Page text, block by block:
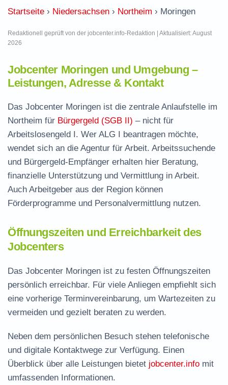
Startseite › Niedersachsen › Northeim › Moringen
Redaktionell geprüft von der jobcenter.info-Redaktion | Aktualisiert: August
2026
Jobcenter Moringen und Umgebung –
Leistungen, Adresse & Kontakt
Das Jobcenter Moringen ist die zentrale Anlaufstelle im
Northeim für Bürgergeld (SGB II) – nicht für
Arbeitslosengeld I. Wer ALG I beantragen möchte,
wendet sich an die Agentur für Arbeit. Arbeitssuchende
und Bürgergeld-Empfänger erhalten hier Beratung,
finanzielle Unterstützung und Vermittlung in Arbeit.
Auch Arbeitgeber aus der Region können
Förderprogramme und Personalvermittlung nutzen.
Öffnungszeiten und Erreichbarkeit des
Jobcenters
Das Jobcenter Moringen ist zu festen Öffnungszeiten
persönlich erreichbar. Für viele Anliegen empfiehlt sich
eine vorherige Terminvereinbarung, um Wartezeiten zu
vermeiden und gezielt beraten zu werden.
Neben dem persönlichen Besuch stehen telefonische
und digitale Kontaktwege zur Verfügung. Einen
Überblick über alle Leistungen bietet jobcenter.info mit
umfassenden Informationen.